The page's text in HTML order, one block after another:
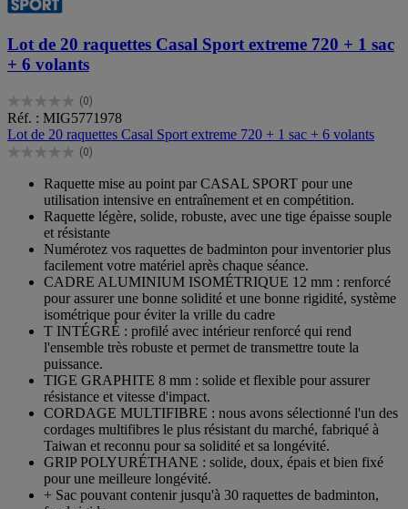
Lot de 20 raquettes Casal Sport extreme 720 + 1 sac
+ 6 volants
(0)
0.0
sur
5
étoiles.
Réf. : MIG5771978
Lot de 20 raquettes Casal Sport extreme 720 + 1 sac + 6 volants
(0)
0.0
étoiles.
Raquette mise au point par CASAL SPORT pour une
utilisation intensive en entraînement et en compétition.
Raquette légère, solide, robuste, avec une tige épaisse souple
et résistante
Numérotez vos raquettes de badminton pour inventorier plus
facilement votre matériel après chaque séance.
CADRE ALUMINIUM ISOMÉTRIQUE 12 mm : renforcé
pour assurer une bonne solidité et une bonne rigidité, système
isométrique pour éviter la vrille du cadre
T INTÉGRÉ : profilé avec intérieur renforcé qui rend
l'ensemble très robuste et permet de transmettre toute la
puissance.
TIGE GRAPHITE 8 mm : solide et flexible pour assurer
résistance et vitesse d'impact.
CORDAGE MULTIFIBRE : nous avons sélectionné l'un des
cordages multifibres le plus résistant du marché, fabriqué à
Taiwan et reconnu pour sa solidité et sa longévité.
GRIP POLYURÉTHANE : solide, doux, épais et bien fixé
pour une meilleure longévité.
+ Sac pouvant contenir jusqu'à 30 raquettes de badminton,